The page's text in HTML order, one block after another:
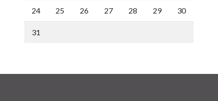
24 25 26 27 28 29 30
31